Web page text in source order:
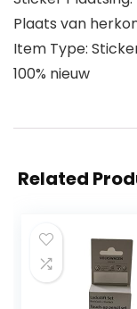
Plaats van
Item Type:
100% nieuw
Related